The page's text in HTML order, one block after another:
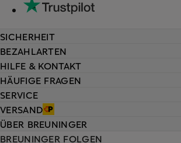
HILFE & KONTAKT
HÄUFIGE FRAGEN
SERVICE
VERSAND
SICHERHEIT
BEZAHLARTEN
ÜBER BREUNINGER
BREUNINGER FOLGEN